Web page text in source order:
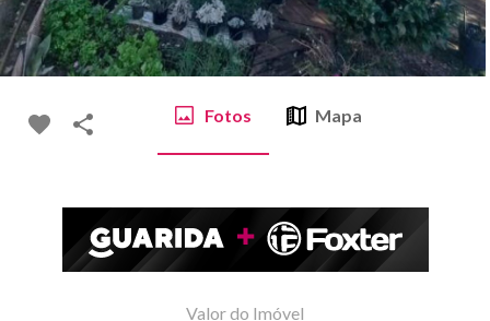
Fotos Mapa
Valor do Imóvel